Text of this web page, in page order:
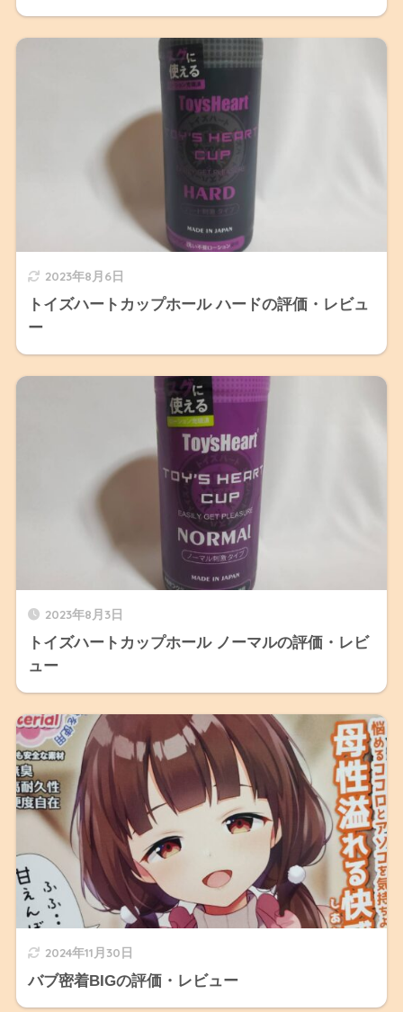
2023年8月6日
トイズハートカップホール ハードの評価・レビュ
ー
2023年8月3日
トイズハートカップホール ノーマルの評価・レビ
ュー
2024年11月30日
バブ密着BIGの評価・レビュー